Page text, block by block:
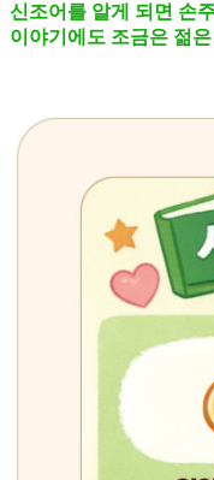
신조어를 알게 되면 손
이야기에도 조금은 젊